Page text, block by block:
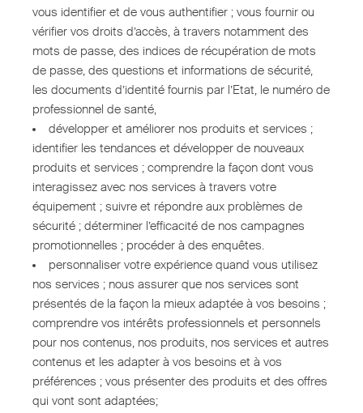
vous identifier et de vous authentifier ; vous fournir ou
vérifier vos droits d’accès, à travers notamment des
mots de passe, des indices de récupération de mots
de passe, des questions et informations de sécurité,
les documents d’identité fournis par l’Etat, le numéro de
professionnel de santé,
développer et améliorer nos produits et services ;
identifier les tendances et développer de nouveaux
produits et services ; comprendre la façon dont vous
interagissez avec nos services à travers votre
équipement ; suivre et répondre aux problèmes de
sécurité ; déterminer l’efficacité de nos campagnes
promotionnelles ; procéder à des enquêtes.
personnaliser votre expérience quand vous utilisez
nos services ; nous assurer que nos services sont
présentés de la façon la mieux adaptée à vos besoins ;
comprendre vos intérêts professionnels et personnels
pour nos contenus, nos produits, nos services et autres
contenus et les adapter à vos besoins et à vos
préférences ; vous présenter des produits et des offres
qui vont sont adaptées;